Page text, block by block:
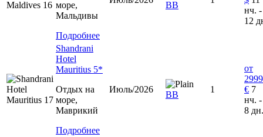
море,
Мальдивы
Подробнее
ВВ
нч. -
12
Shandrani
Hotel
Mauritius 5*
Отдых на
море,
Маврикий
Подробнее
Июль/2026
ВВ
1
от
2999
€ 7
нч. -
8 дн.